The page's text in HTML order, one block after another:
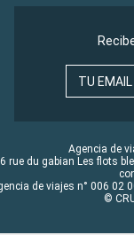
TU EMAIL
Agencia de
rue du gabian Les flots
de viajes n° 006 02
©